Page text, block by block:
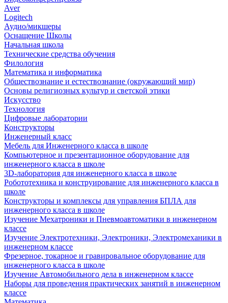
Aver
Logitech
Аудио/микшеры
Оснащение Школы
Начальная школа
Технические средства обучения
Филология
Математика и информатика
Обществознание и естествознание (окружающий мир)
Основы религиозных культур и светской этики
Искусство
Технология
Цифровые лаборатории
Конструкторы
Инженерный класс
Мебель для Инженерного класса в школе
Компьютерное и презентационное оборудование для
инженерного класса в школе
3D-лаборатория для инженерного класса в школе
Робототехника и конструирование для инженерного класса в
школе
Конструкторы и комплексы для управления БПЛА для
инженерного класса в школе
Изучение Мехатроники и Пневмоавтоматики в инженерном
классе
Изучение Электротехники, Электроники, Электромеханики в
инженерном классе
Фрезерное, токарное и гравировальное оборудование для
инженерного класса в школе
Изучение Автомобильного дела в инженерном классе
Наборы для проведения практических занятий в инженерном
классе